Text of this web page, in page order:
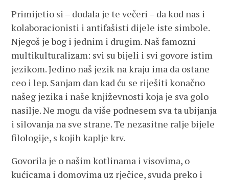
Primijetio si – dodala je te večeri – da kod nas i
kolaboracionisti i antifašisti dijele iste simbole.
Njegoš je bog i jednim i drugim. Naš famozni
multikulturalizam: svi su bijeli i svi govore istim
jezikom. Jedino naš jezik na kraju ima da ostane
ceo i lep. Sanjam dan kad ću se riješiti konačno
našeg jezika i naše književnosti koja je sva golo
nasilje. Ne mogu da više podnesem sva ta ubijanja
i silovanja na sve strane. Te nezasitne ralje bijele
filologije, s kojih kaplje krv.
Govorila je o našim kotlinama i visovima, o
kućicama i domovima uz rječice, svuda preko i